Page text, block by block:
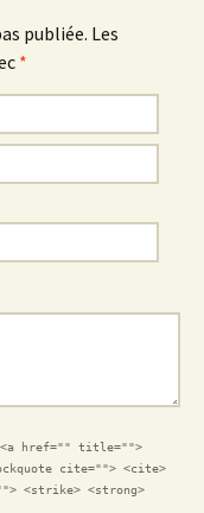
publiée. Les
*
<a href="" title="">
cite=""> <cite>
<strike> <strong>